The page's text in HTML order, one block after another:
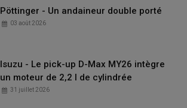
Pöttinger - Un andaineur double porté
03 août 2026
Isuzu - Le pick-up D-Max MY26 intègre
un moteur de 2,2 l de cylindrée
31 juillet 2026